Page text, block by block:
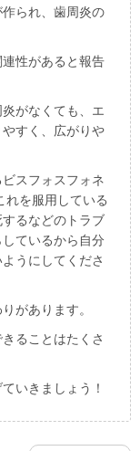
られ、歯周炎の
性があると報告
がなくても、エ
すく、広がりや
スフォスフォネ
れを服用している
るなどのトラブ
ているから自分
うにしてくださ
があります。
ることはたくさ
いきましょう！